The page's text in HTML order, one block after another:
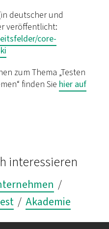
deutscher und
veröffentlicht:
core-
zum Thema „Testen
finden Sie hier auf
interessieren
/
/ Akademie